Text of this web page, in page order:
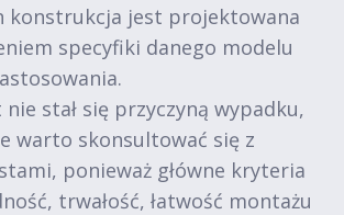
konstrukcja jest projektowana
specyfiki danego modelu
stał się przyczyną wypadku,
warto skonsultować się z
ponieważ główne kryteria
trwałość, łatwość montażu